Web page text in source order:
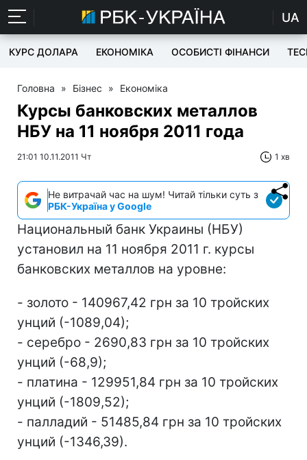
UA
КУРС ДОЛАРА ЕКОНОМІКА ОСОБИСТІ ФІНАНСИ
Головна » Бізнес » Економіка
Курсы банковских металлов
НБУ на 11 ноября 2011 года
21:01 10.11.2011 Чт 1 хв
Не витрачай час на шум! Читай тільки суть з
РБК-Україна у Google
Национальный банк Украины (НБУ)
установил на 11 ноября 2011 г. курсы
банковских металлов на уровне:
- золото - 140967,42 грн за 10 тройских
унций (-1089,04);
- серебро - 2690,83 грн за 10 тройских
унций (-68,9);
- платина - 129951,84 грн за 10 тройских
унций (-1809,52);
- палладий - 51485,84 грн за 10 тройских
унций (-1346,39).